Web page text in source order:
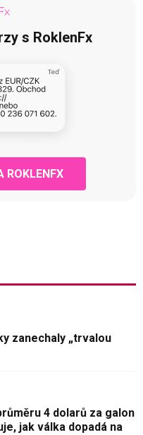
s RoklenFx
ROKLENFX
zanechaly „trvalou
4 dolarů za galon
jak válka dopadá na